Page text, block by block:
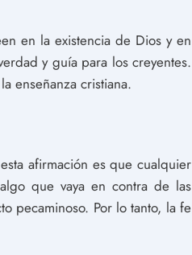
en la existencia de Dios y en
y guía para los creyentes.
enseñanza cristiana.
afirmación es que cualquier
que vaya en contra de las
pecaminoso. Por lo tanto, la fe